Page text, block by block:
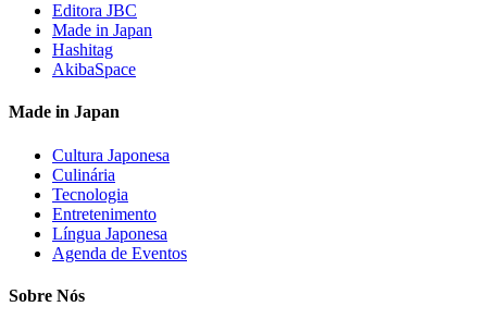
Editora JBC
Made in Japan
Hashitag
AkibaSpace
Made in Japan
Cultura Japonesa
Culinária
Tecnologia
Entretenimento
Língua Japonesa
Agenda de Eventos
Sobre Nós